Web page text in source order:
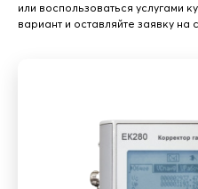
или воспользоваться услугами
вариант и оставляйте заявку на